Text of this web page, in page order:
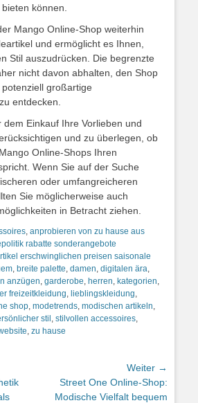
können.
Mango Online-Shop weiterhin
und ermöglicht es Ihnen,
Stil auszudrücken. Die begrenzte
nicht davon abhalten, den Shop
großartige
entdecken.
dem Einkauf Ihre Vorlieben und
und zu überlegen, ob
Online-Shops Ihren
Wenn Sie auf der Suche
oder umfangreicheren
Sie möglicherweise auch
in Betracht ziehen.
, anprobieren von zu hause aus
rabatte sonderangebote
erschwinglichen preisen saisonale
, breite palette, damen, digitalen ära,
anzügen, garderobe, herren, kategorien,
freizeitkleidung, lieblingskleidung,
shop, modetrends, modischen artikeln,
stil , stilvollen accessoires,
, zu hause
Weiter →
Nächster
Beitrag:
Street One Online-Shop:
Modische Vielfalt bequem